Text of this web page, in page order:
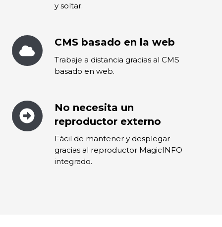
y soltar.
CMS basado en la web
Trabaje a distancia gracias al CMS
basado en web.
CMS
basado
en
No necesita un
reproductor externo
Fácil de mantener y desplegar
gracias al reproductor MagicINFO
integrado.
No
necesita
un